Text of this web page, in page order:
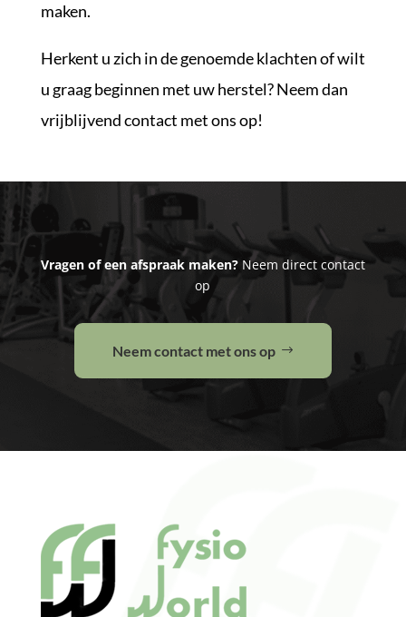
maken.
Herkent u zich in de genoemde klachten of wilt
u graag beginnen met uw herstel? Neem dan
vrijblijvend contact met ons op!
Vragen of een afspraak maken?Neem direct contact
op
Neem contact met ons op